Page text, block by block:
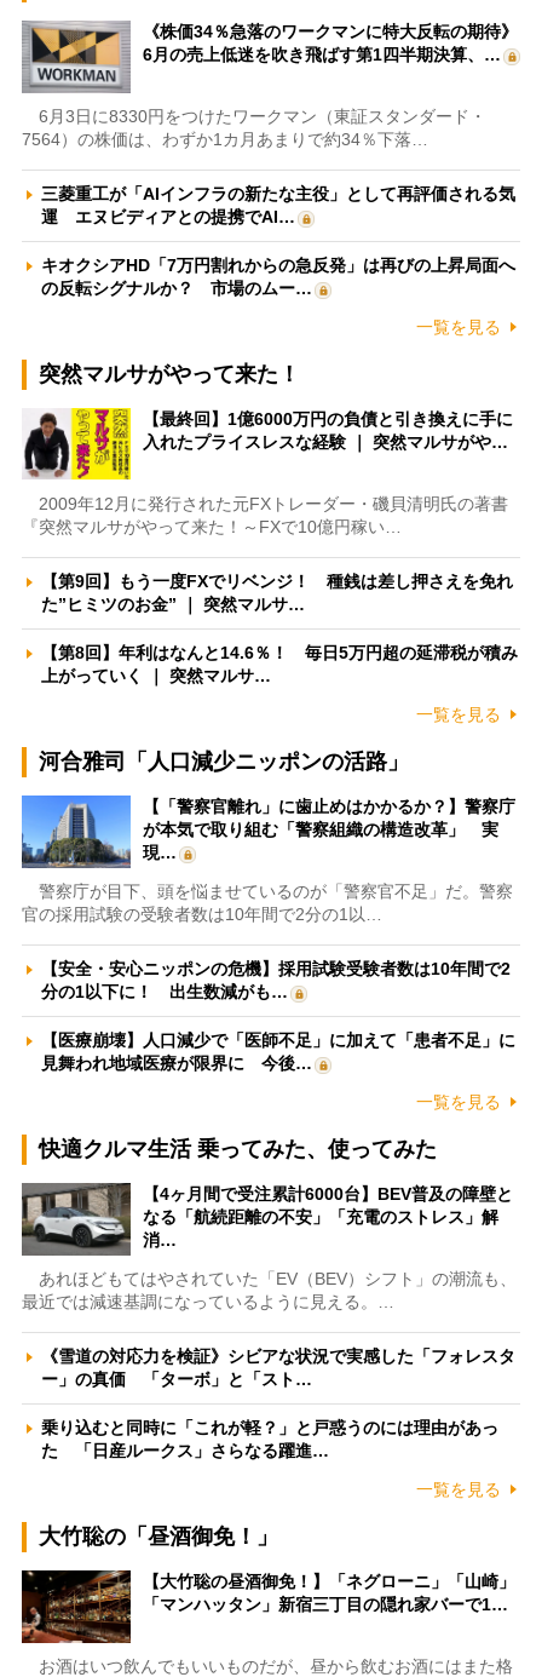
《株価34％急落のワークマンに特大反転の期待》
6月の売上低迷を吹き飛ばす第1四半期決算、…
6月3日に8330円をつけたワークマン（東証スタンダード・
7564）の株価は、わずか1カ月あまりで約34％下落…
三菱重工が「AIインフラの新たな主役」として再評価される気
運 エヌビディアとの提携でAI…
キオクシアHD「7万円割れからの急反発」は再びの上昇局面へ
の反転シグナルか？ 市場のムー…
一覧を見る
突然マルサがやって来た！
【最終回】1億6000万円の負債と引き換えに手に
入れたプライスレスな経験 ｜ 突然マルサがや…
2009年12月に発行された元FXトレーダー・磯貝清明氏の著書
『突然マルサがやって来た！～FXで10億円稼い…
【第9回】もう一度FXでリベンジ！ 種銭は差し押さえを免れ
た”ヒミツのお金” ｜ 突然マルサ…
【第8回】年利はなんと14.6％！ 毎日5万円超の延滞税が積み
上がっていく ｜ 突然マルサ…
一覧を見る
河合雅司「人口減少ニッポンの活路」
【「警察官離れ」に歯止めはかかるか？】警察庁
が本気で取り組む「警察組織の構造改革」 実
現…
警察庁が目下、頭を悩ませているのが「警察官不足」だ。警察
官の採用試験の受験者数は10年間で2分の1以…
【安全・安心ニッポンの危機】採用試験受験者数は10年間で2
分の1以下に！ 出生数減がも…
【医療崩壊】人口減少で「医師不足」に加えて「患者不足」に
見舞われ地域医療が限界に 今後…
一覧を見る
快適クルマ生活 乗ってみた、使ってみた
【4ヶ月間で受注累計6000台】BEV普及の障壁と
なる「航続距離の不安」「充電のストレス」解
消…
あれほどもてはやされていた「EV（BEV）シフト」の潮流も、
最近では減速基調になっているように見える。…
《雪道の対応力を検証》シビアな状況で実感した「フォレスタ
ー」の真価 「ターボ」と「スト…
乗り込むと同時に「これが軽？」と戸惑うのには理由があっ
た 「日産ルークス」さらなる躍進…
一覧を見る
大竹聡の「昼酒御免！」
【大竹聡の昼酒御免！】「ネグローニ」「山崎」
「マンハッタン」新宿三丁目の隠れ家バーで1…
お酒はいつ飲んでもいいものだが、昼から飲むお酒にはまた格